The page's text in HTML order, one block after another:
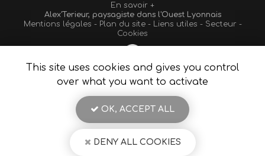
En savoir +
Notre savoir-faire : Paysagiste Ouest Lyonnais
Pose de clôture
Reprise de dallage existant sur Charbonnières les
bains
Alex'Terieur, paysagiste dans l'Ouest Lyonnais
Mentions légales - Plan du site- Liens utiles - Secteur-
Cookies
Création et référencement de site Internet
Demande de Devis
9.1/10
8 avis
This site uses cookies and gives you control
over what you want to activate
OK, ACCEPT ALL
DENY ALL COOKIES